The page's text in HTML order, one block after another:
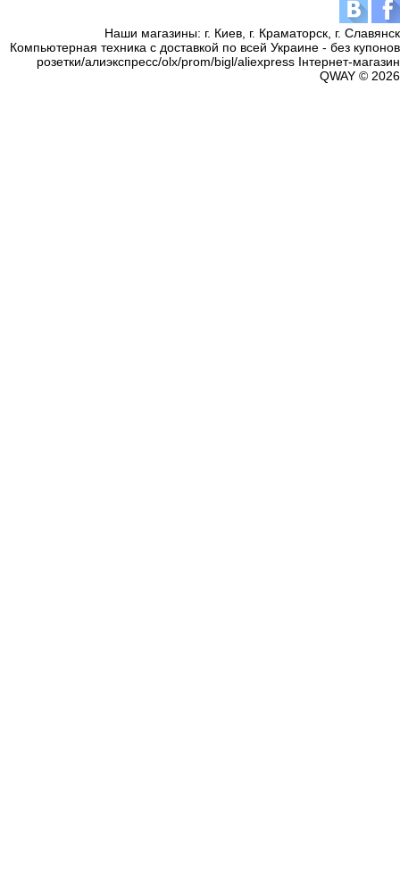
Наши магазины: г. Киев, г. Краматорск, г. Славянск
Компьютерная техника с доставкой по всей Украине - без купонов
розетки/алиэкспресс/olx/prom/bigl/aliexpress Інтернет-магазин
QWAY © 2026